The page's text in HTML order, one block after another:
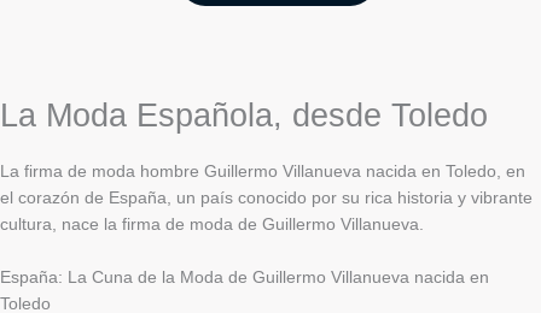
La Moda Española, desde Toledo
La firma de moda hombre Guillermo Villanueva nacida en Toledo, en
el corazón de España, un país conocido por su rica historia y vibrante
cultura, nace la firma de moda de Guillermo Villanueva.
España: La Cuna de la Moda de Guillermo Villanueva nacida en
Toledo